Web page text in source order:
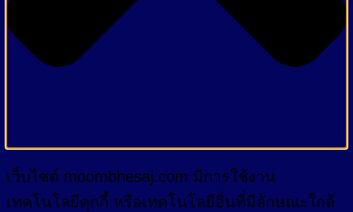
เว็บไซต์ moombhesaj.com มีการใช้งาน
เทคโนโลยีคุกกี้ หรือเทคโนโลยีอื่นที่มีลักษณะใกล้